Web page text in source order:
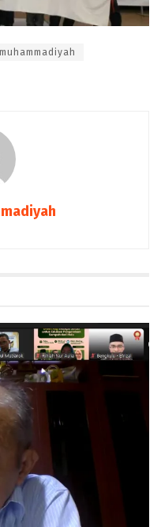
muhammadiyah